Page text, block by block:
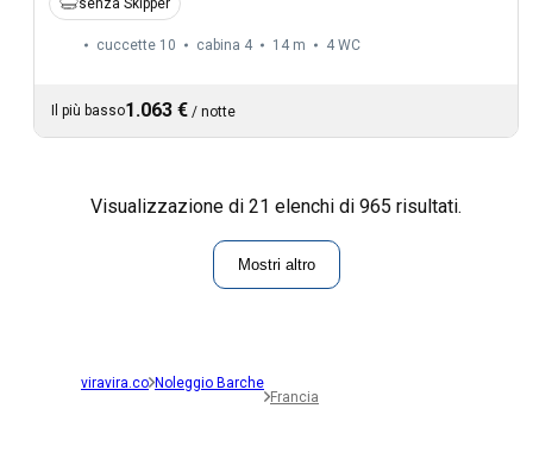
senza Skipper
cuccette 10 cabina 4 14 m 4 WC
Il più basso1.063 € / notte
Visualizzazione di 21 elenchi di 965 risultati.
Mostri altro
viravira.co Noleggio Barche
Francia